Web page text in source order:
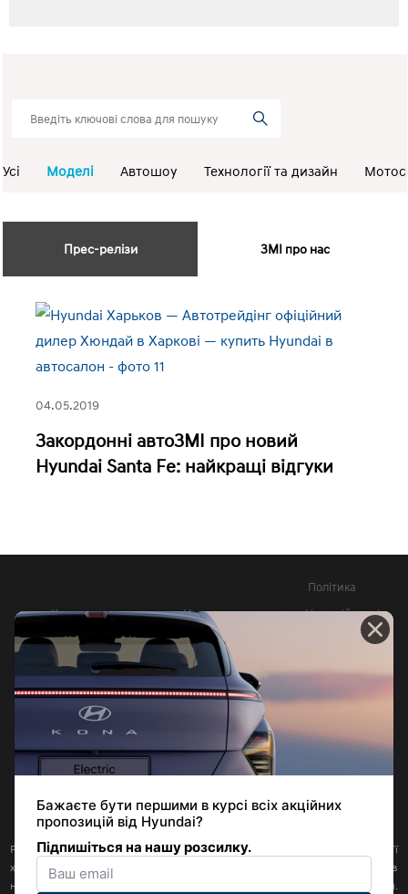
Усі Моделі Автошоу Технології та дизайн
Прес-релізи ЗМІ про нас
04.05.2019
Закордонні автоЗМІ про новий
Hyundai Santa Fe: найкращі відгуки
Контакти Новини
Політика
конфіденційності
Юридична
інформація
Довідник офіційних
витрат палива та
викидів СО2
© 2026 | Хюндай Мотор Україна | Усі права захищені
Розміщена на цьому сайті інформація щодо наявності продукції, її
характеристик, (орієнтовних) цін, інших умов її продажу, а також умов
надання будь-яких послуг не є пропозицією укласти договір (офертою).